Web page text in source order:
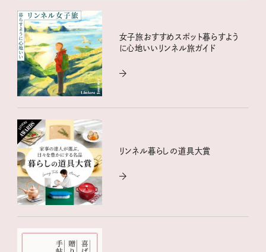
女子旅おすすめスポット暮らすよう
に心地いいリンネル旅ガイド
リンネル暮らしの道具大賞